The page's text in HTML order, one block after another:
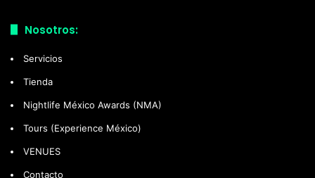
Nosotros:
Servicios
Tienda
Nightlife México Awards (NMA)
Tours (Experience México)
VENUES
Contacto